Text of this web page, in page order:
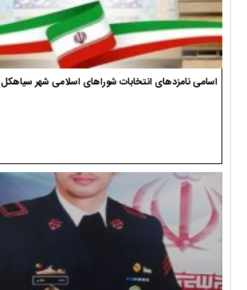
اسامی نامزدهای انتخابات شوراهای اسلامی شهر سیاهکل